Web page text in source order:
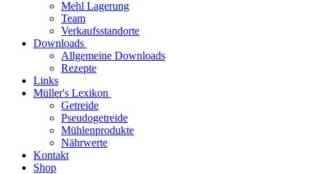
Mehl Lagerung
Team
Verkaufsstandorte
Downloads
Allgemeine Downloads
Rezepte
Links
Müller's Lexikon
Getreide
Pseudogetreide
Mühlenprodukte
Nährwerte
Kontakt
Shop